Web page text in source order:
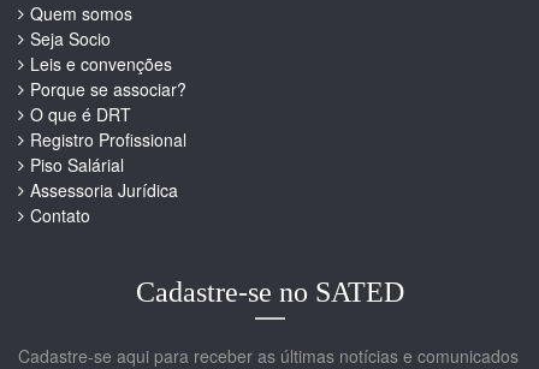
Quem somos
Seja Socio
Leis e convenções
Porque se associar?
O que é DRT
Registro Profissional
Piso Salárial
Assessoria Jurídica
Contato
Cadastre-se no SATED
Cadastre-se aqui para receber as últimas notícias e comunicados